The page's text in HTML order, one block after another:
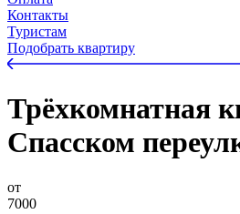
Контакты
Туристам
Подобрать квартиру
Трёхкомнатная
Спасском
от
7000